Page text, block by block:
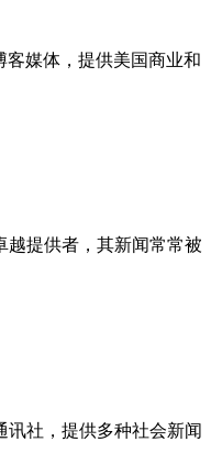
媒体，提供美国商业和
越提供者，其新闻常常被
讯社，提供多种社会新闻